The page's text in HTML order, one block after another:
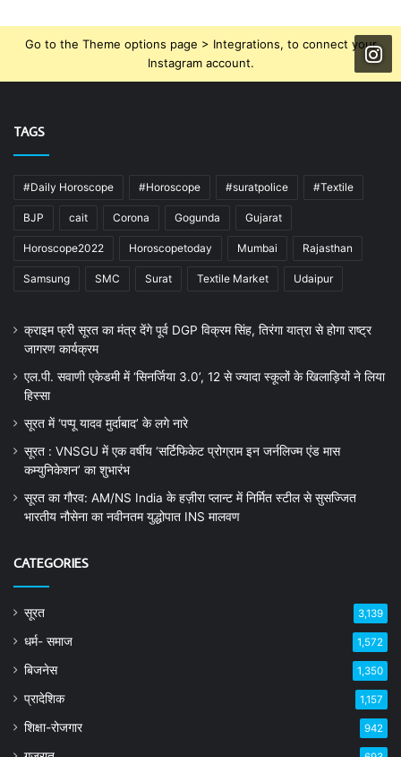
Go to the Theme options page > Integrations, to connect your
Instagram account.
TAGS
#Daily Horoscope #Horoscope #suratpolice #Textile
BJP cait Corona Gogunda Gujarat
Horoscope2022 Horoscopetoday Mumbai Rajasthan
Samsung SMC Surat Textile Market Udaipur
क्राइम फ्री सूरत का मंत्र देंगे पूर्व DGP विक्रम सिंह, तिरंगा यात्रा से होगा राष्ट्र
जागरण कार्यक्रम
एल.पी. सवाणी एकेडमी में ‘सिनर्जिया 3.0’, 12 से ज्यादा स्कूलों के खिलाड़ियों ने लिया
हिस्सा
सूरत में ‘पप्पू यादव मुर्दाबाद’ के लगे नारे
सूरत : VNSGU में एक वर्षीय ‘सर्टिफिकेट प्रोग्राम इन जर्नलिज्म एंड मास
कम्युनिकेशन’ का शुभारंभ
सूरत का गौरव: AM/NS India के हज़ीरा प्लान्ट में निर्मित स्टील से सुसज्जित
भारतीय नौसेना का नवीनतम युद्धोपात INS मालवण
CATEGORIES
सूरत 3,139
धर्म- समाज 1,572
बिजनेस 1,350
प्रादेशिक 1,157
शिक्षा-रोजगार 942